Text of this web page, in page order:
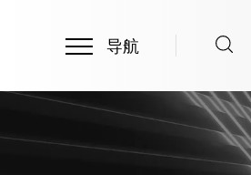
导航​​​​​​​